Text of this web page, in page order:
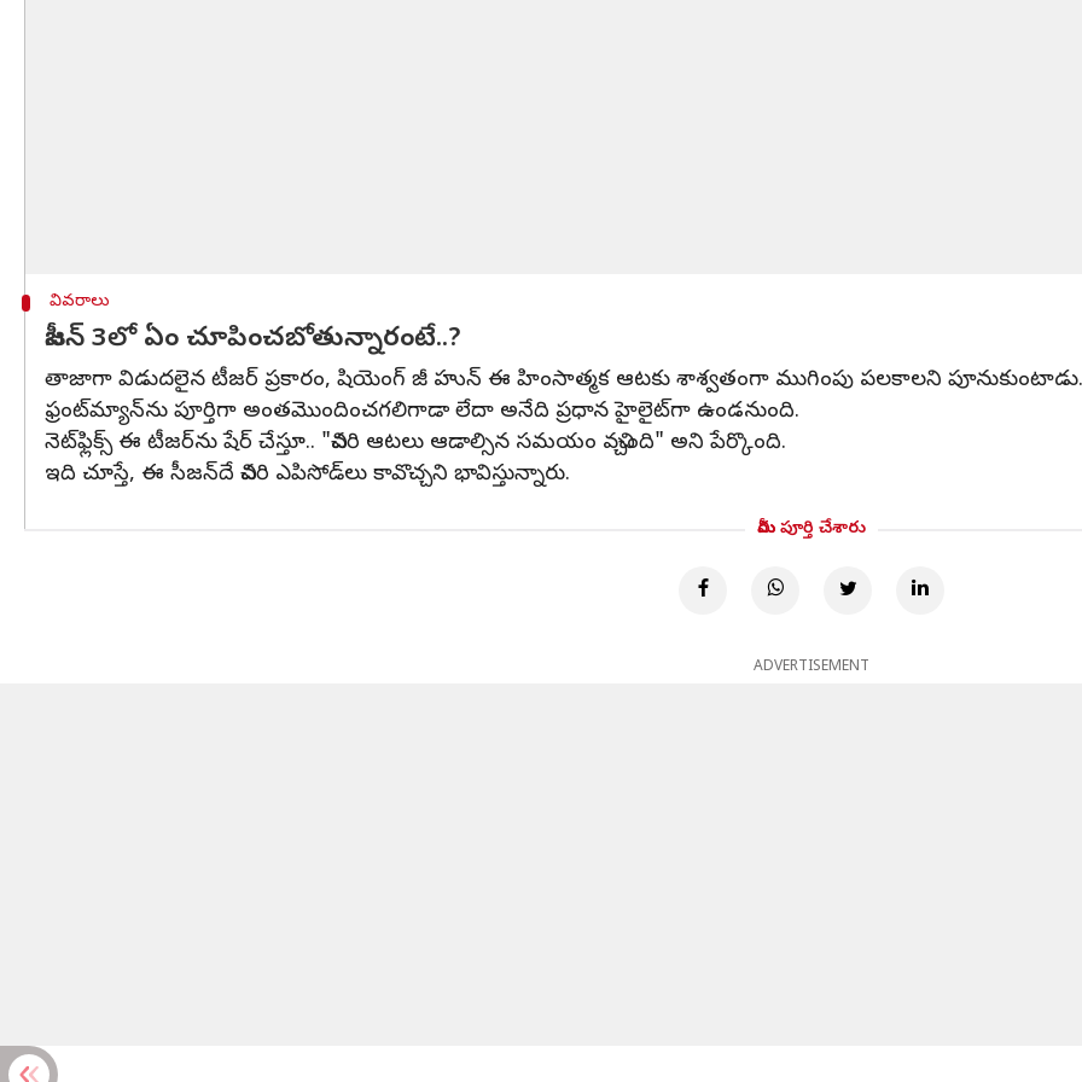
వివరాలు
సీజన్‌ 3లో ఏం చూపించబోతున్నారంటే..?
తాజాగా విడుదలైన టీజర్‌ ప్రకారం, షియెంగ్ జీ హున్ ఈ హింసాత్మక ఆటకు శాశ్వతంగా ముగింపు పలకాలని పూనుకుంటాడు.
ఫ్రంట్‌మ్యాన్‌ను పూర్తిగా అంతమొందించగలిగాడా లేదా అనేది ప్రధాన హైలైట్‌గా ఉండనుంది.
నెట్‌ఫ్లిక్స్‌ ఈ టీజర్‌ను షేర్‌ చేస్తూ.. "చివరి ఆటలు ఆడాల్సిన సమయం వచ్చింది" అని పేర్కొంది.
ఇది చూస్తే, ఈ సీజన్‌దే చివరి ఎపిసోడ్‌లు కావొచ్చని భావిస్తున్నారు.
మీరు పూర్తి చేశారు
ADVERTISEMENT